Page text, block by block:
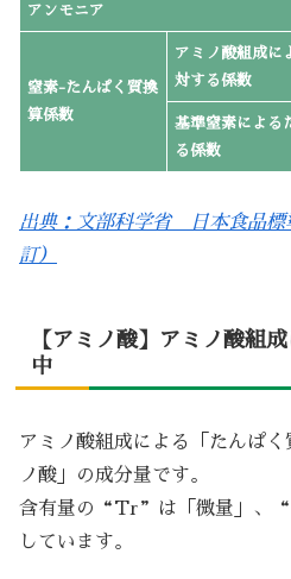
アンモニア
窒素-たんぱく質換
算係数
アミノ酸組成に
対する係数
基準窒素による
る係数
出典：文部科学省 日本食品標
訂）
【アミノ酸】アミノ酸組
中
アミノ酸組成による「たんぱ
ノ酸」の成分量です。
含有量の“Tr”は「微量」、
しています。